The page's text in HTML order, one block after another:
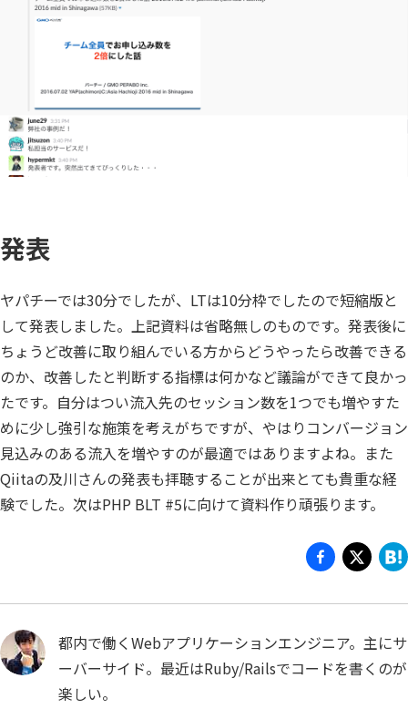
発表
ヤパチーでは30分でしたが、LTは10分枠でしたので短縮版と
して発表しました。上記資料は省略無しのものです。発表後に
ちょうど改善に取り組んでいる方からどうやったら改善できる
のか、改善したと判断する指標は何かなど議論ができて良かっ
たです。自分はつい流入先のセッション数を1つでも増やすた
めに少し強引な施策を考えがちですが、やはりコンバージョン
見込みのある流入を増やすのが最適ではありますよね。また
Qiitaの及川さんの発表も拝聴することが出来とても貴重な経
験でした。次はPHP BLT #5に向けて資料作り頑張ります。
都内で働くWebアプリケーションエンジニア。主にサ
ーバーサイド。最近はRuby/Railsでコードを書くのが
楽しい。